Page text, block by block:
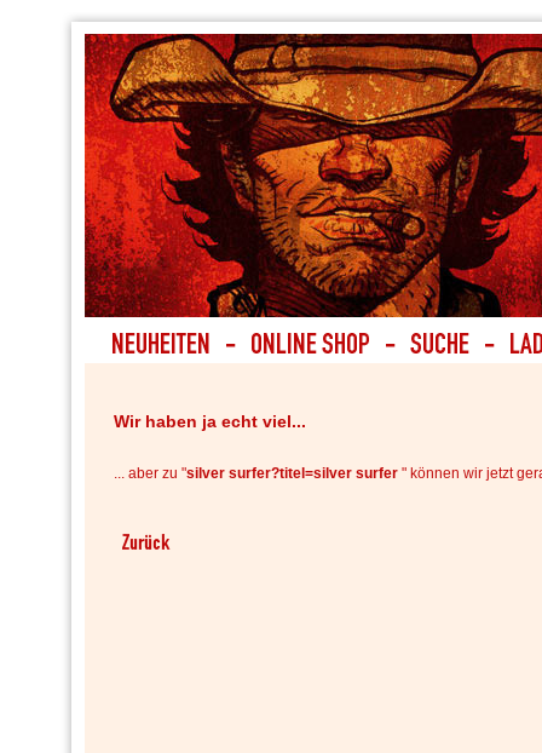
Wir haben ja echt viel...
... aber zu "silver surfer?titel=silver surfer " können wir jetzt